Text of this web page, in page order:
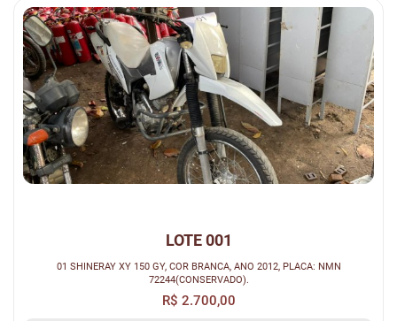
LOTE 001
01 SHINERAY XY 150 GY, COR BRANCA, ANO 2012, PLACA: NMN
72244(CONSERVADO).
R$ 2.700,00